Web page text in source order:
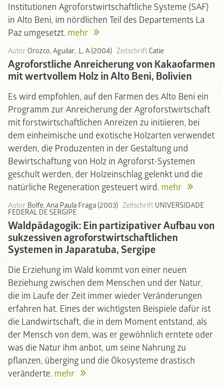
Institutionen Agroforstwirtschaftliche Systeme (SAF)
in Alto Beni, im nördlichen Teil des Departements La
Paz umgesetzt. mehr
Autor Orozco, Aguilar, .L, A (2004) Zeitschrift Catie
Agroforstliche Anreicherung von Kakaofarmen
mit wertvollem Holz in Alto Beni, Bolivien
Es wird empfohlen, auf den Farmen des Alto Beni ein
Programm zur Anreicherung der Agroforstwirtschaft
mit forstwirtschaftlichen Anreizen zu initiieren, bei
dem einheimische und exotische Holzarten verwendet
werden, die Produzenten in der Gestaltung und
Bewirtschaftung von Holz in Agroforst-Systemen
geschult werden, der Holzeinschlag gelenkt und die
natürliche Regeneration gesteuert wird. mehr
Autor Bolfe, Ana Paula Fraga (2003) Zeitschrift UNIVERSIDADE
FEDERAL DE SERGIPE
Waldpädagogik: Ein partizipativer Aufbau von
sukzessiven agroforstwirtschaftlichen
Systemen in Japaratuba, Sergipe
Die Erziehung im Wald kommt von einer neuen
Beziehung zwischen dem Menschen und der Natur,
die im Laufe der Zeit immer wieder Veränderungen
erfahren hat. Eines der wichtigsten Beispiele dafür ist
die Landwirtschaft, die in dem Moment entstand, als
der Mensch von dem, was er gewöhnlich erntete oder
was die Natur ihm anbot, um seine Nahrung zu
pflanzen, überging und die Ökosysteme drastisch
veränderte. mehr